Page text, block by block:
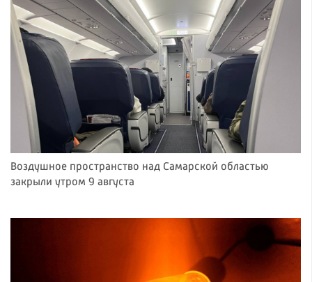
Воздушное пространство над Самарской областью
закрыли утром 9 августа